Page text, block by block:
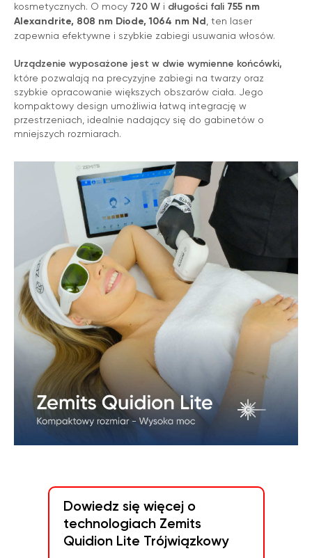
kosmetycznych. O mocy 720 W i długości fali 755 nm
Alexandrite, 808 nm Diode, 1064 nm Nd, ten laser
zapewnia efektywne i szybkie zabiegi usuwania włosów.
Urządzenie wyposażone jest w dwie wymienne końcówki,
które pozwalają na precyzyjne zabiegi na twarzy oraz
szybkie opracowanie większych obszarów ciała. Jego
kompaktowy design umożliwia łatwą integrację w
przestrzeniach, idealnie nadający się do gabinetów o
mniejszych rozmiarach.
Dowiedz się więcej o
technologiach Zemits
Quidion Lite Trójwiązkowy
WIĘCEJ INFORMACJI NA
TEMAT ZEMITS QUIDION LITE
TRÓJWIĄZKOWY